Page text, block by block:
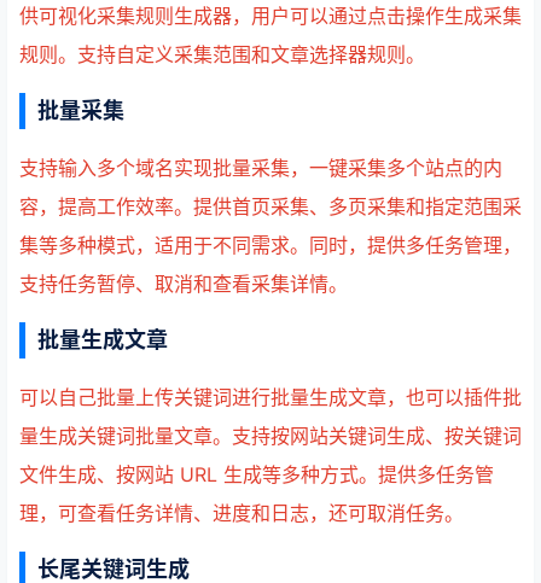
供可视化采集规则生成器，用户可以通过点击操作生成采集
规则。支持自定义采集范围和文章选择器规则。
批量采集
支持输入多个域名实现批量采集，一键采集多个站点的内
容，提高工作效率。提供首页采集、多页采集和指定范围采
集等多种模式，适用于不同需求。同时，提供多任务管理，
支持任务暂停、取消和查看采集详情。
批量生成文章
可以自己批量上传关键词进行批量生成文章，也可以插件批
量生成关键词批量文章。支持按网站关键词生成、按关键词
文件生成、按网站 URL 生成等多种方式。提供多任务管
理，可查看任务详情、进度和日志，还可取消任务。
长尾关键词生成